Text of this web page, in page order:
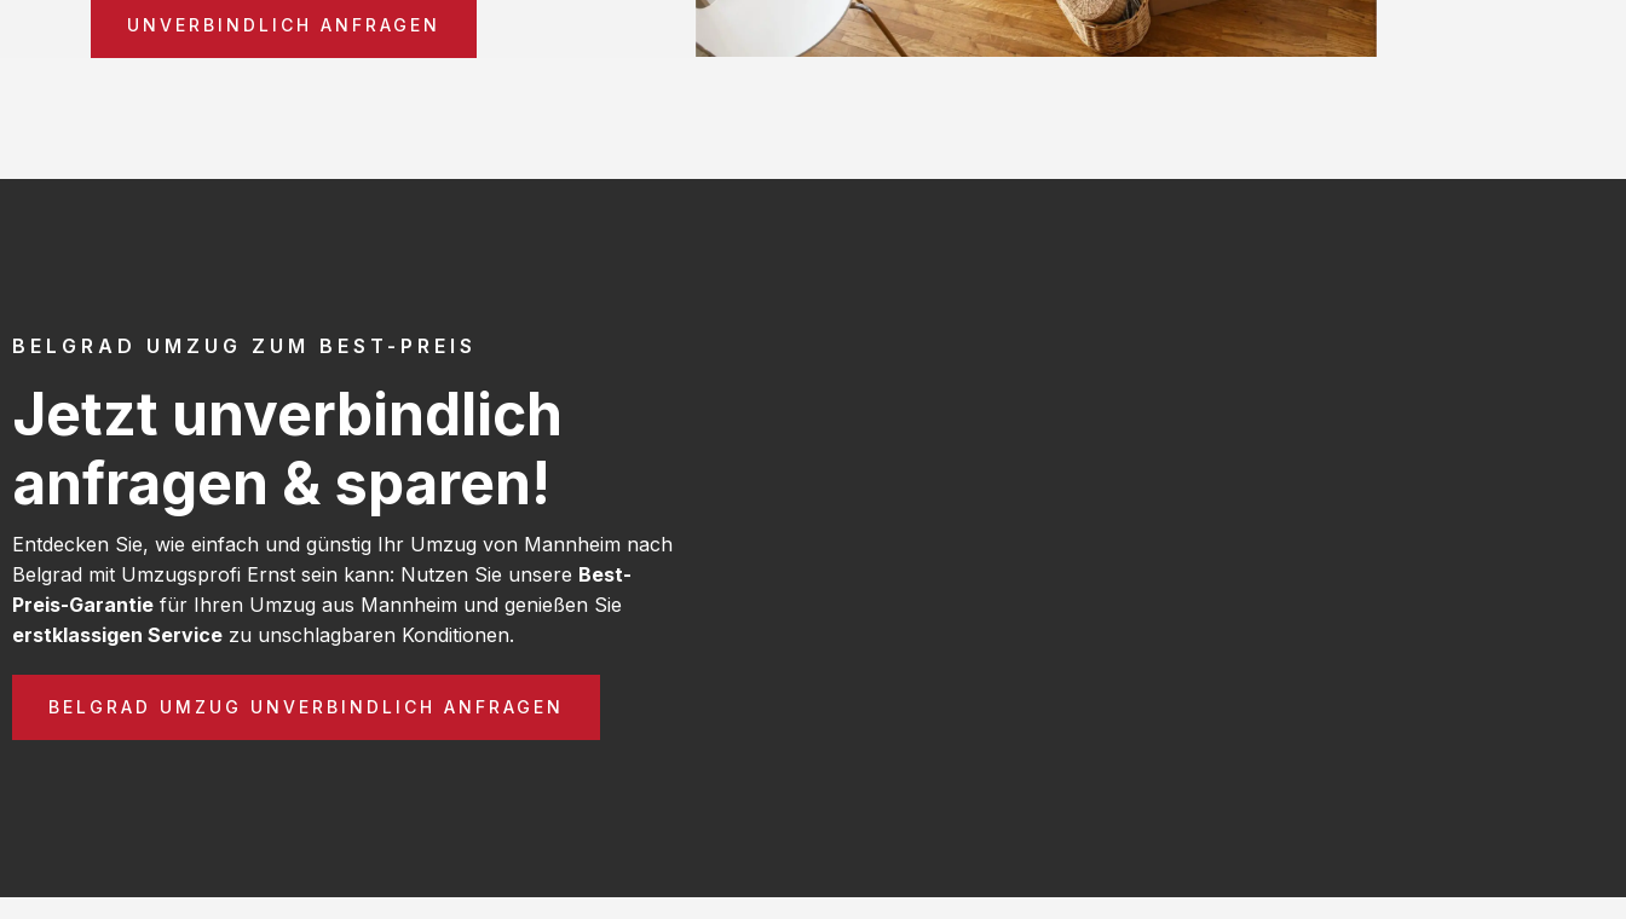
UNVERBINDLICH ANFRAGEN
BELGRAD UMZUG ZUM BEST-PREIS
Jetzt unverbindlich
anfragen & sparen!
Entdecken Sie, wie einfach und günstig Ihr Umzug von Mannheim nach
Belgrad mit Umzugsprofi Ernst sein kann: Nutzen Sie unsere Best-
Preis-Garantie für Ihren Umzug aus Mannheim und genießen Sie
erstklassigen Service zu unschlagbaren Konditionen.
BELGRAD UMZUG UNVERBINDLICH ANFRAGEN